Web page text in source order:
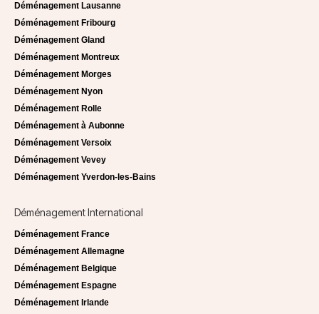
Déménagement Lausanne
Déménagement Fribourg
Déménagement Gland
Déménagement Montreux
Déménagement Morges
Déménagement Nyon
Déménagement Rolle
Déménagement à Aubonne
Déménagement Versoix
Déménagement Vevey
Déménagement Yverdon-les-Bains
Déménagement International
Déménagement France
Déménagement Allemagne
Déménagement Belgique
Déménagement Espagne
Déménagement Irlande